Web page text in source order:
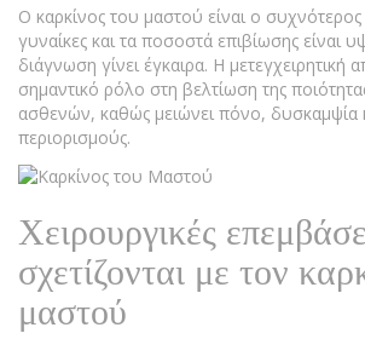
Ο καρκίνος του μαστού είναι ο συχνότερος
γυναίκες και τα ποσοστά επιβίωσης είναι
διάγνωση γίνει έγκαιρα. Η μετεγχειρητική
σημαντικό ρόλο στη βελτίωση της
ασθενών, καθώς μειώνει πόνο, δυσκαμψία
περιορισμούς.
Χειρουργικές
σχετίζονται με τον
μαστού